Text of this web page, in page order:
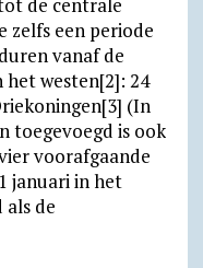
zelfs een periode
vanaf de
westen[2]: 24
(In
toegevoegd is ook
voorafgaande
januari in het
als de